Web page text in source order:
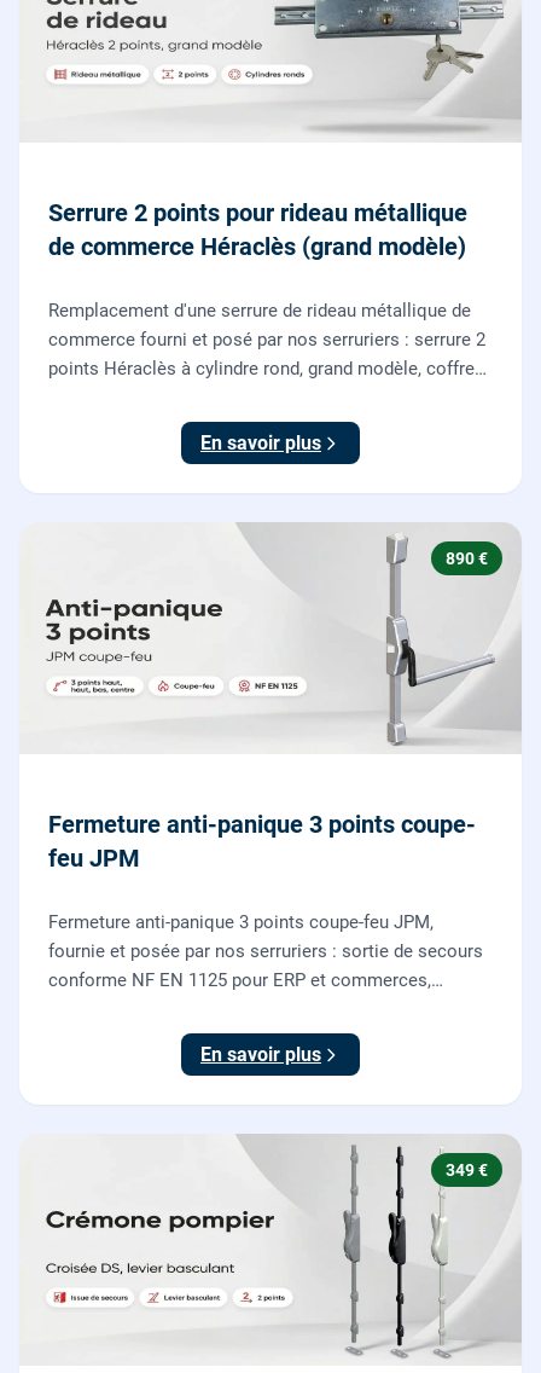
Serrure 2 points pour rideau métallique
de commerce Héraclès (grand modèle)
Remplacement d'une serrure de rideau métallique de
commerce fourni et posé par nos serruriers : serrure 2
points Héraclès à cylindre rond, grand modèle, coffre
des deux points de verrouillage.
En savoir plus
890 €
Fermeture anti-panique 3 points coupe-
feu JPM
Fermeture anti-panique 3 points coupe-feu JPM,
fournie et posée par nos serruriers : sortie de secours
conforme NF EN 1125 pour ERP et commerces,
En savoir plus
349 €